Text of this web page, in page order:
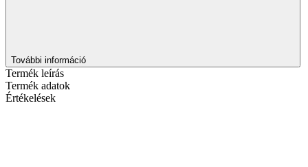
További információ
Termék leírás
Termék adatok
Értékelések